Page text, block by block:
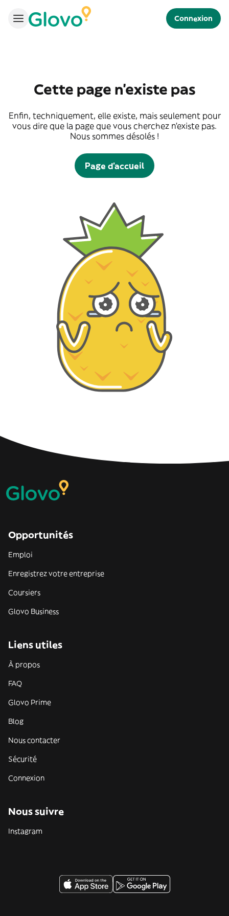
Connexion
Cette page n'existe pas
Enfin, techniquement, elle existe, mais seulement pour
vous dire que la page que vous cherchez n'existe pas.
Nous sommes désolés !
Page d'accueil
Opportunités
Emploi
Enregistrez votre entreprise
Coursiers
Glovo Business
Liens utiles
À propos
FAQ
Glovo Prime
Blog
Nous contacter
Sécurité
Connexion
Nous suivre
Instagram